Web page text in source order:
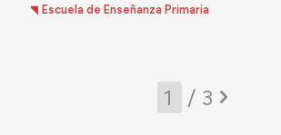
Escuela de Enseñanza Primaria
/ 3